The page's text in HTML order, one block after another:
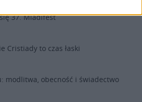
37. Mladifest
Cristiady to czas łaski
modlitwa, obecność i świadectwo